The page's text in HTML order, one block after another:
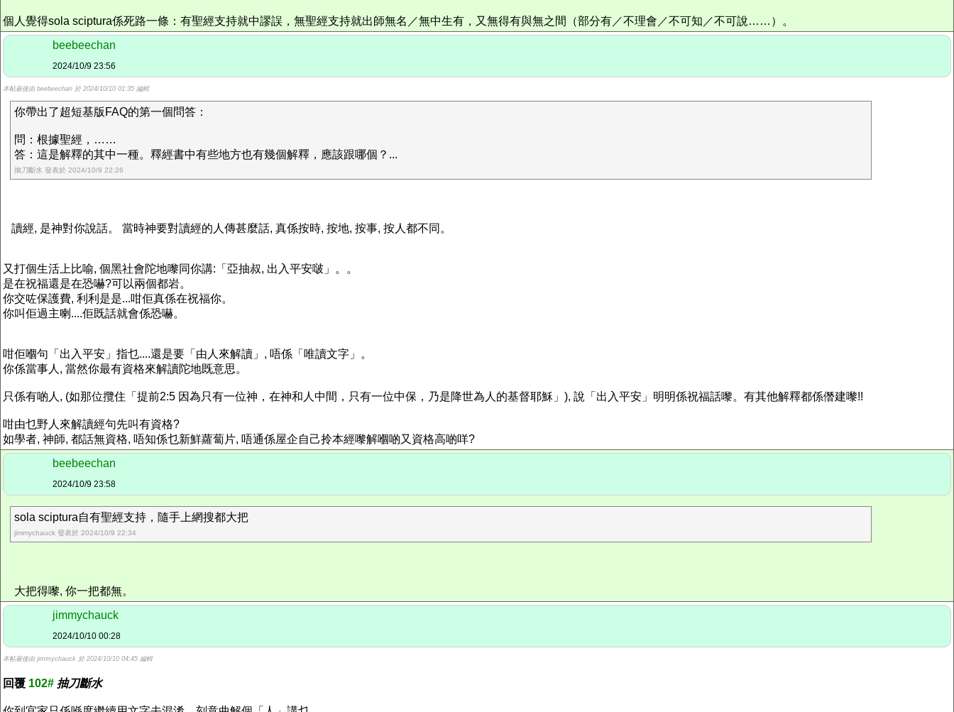
個人覺得sola sciptura係死路一條：有聖經支持就中謬誤，無聖經支持就出師無名／無中生有，又無得有與無之間（部分有／不理會／不可知／不可說……）。
beebeechan
2024/10/9 23:56
本帖最後由 beebeechan 於 2024/10/10 01:35 編輯
你帶出了超短基版FAQ的第一個問答：
問：根據聖經，……
答：這是解釋的其中一種。釋經書中有些地方也有幾個解釋，應該跟哪個？...
抽刀斷水 發表於 2024/10/9 22:26
讀經, 是神對你說話。 當時神要對讀經的人傳甚麼話, 真係按時, 按地, 按事, 按人都不同。
又打個生活上比喻, 個黑社會陀地嚟同你講:「亞抽叔, 出入平安啵」。。
是在祝福還是在恐嚇?可以兩個都岩。
你交咗保護費, 利利是是...咁佢真係在祝福你。
你叫佢過主喇....佢既話就會係恐嚇。
咁佢嗰句「出入平安」指乜....還是要「由人來解讀」, 唔係「唯讀文字」。
你係當事人, 當然你最有資格來解讀陀地既意思。
只係有啲人, (如那位攬住「提前2:5 因為只有一位神，在神和人中間，只有一位中保，乃是降世為人的基督耶穌」), 說「出入平安」明明係祝福話嚟。有其他解釋都係僭建嚟!!
咁由乜野人來解讀經句先叫有資格?
如學者, 神師, 都話無資格, 唔知係乜新鮮蘿蔔片, 唔通係屋企自己拎本經嚟解嗰啲又資格高啲咩?
beebeechan
2024/10/9 23:58
sola sciptura自有聖經支持，隨手上網搜都大把
jimmychauck 發表於 2024/10/9 22:34
大把得嚟, 你一把都無。
jimmychauck
2024/10/10 00:28
本帖最後由 jimmychauck 於 2024/10/10 04:45 編輯
回覆 102# 抽刀斷水